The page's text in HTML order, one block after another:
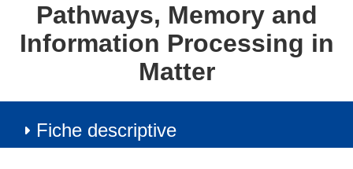
Pathways, Memory and
Information Processing in
Matter
Fiche descriptive